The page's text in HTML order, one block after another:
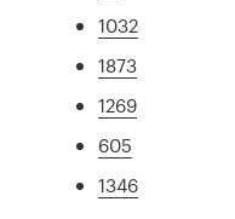
1032
1873
1269
605
1346